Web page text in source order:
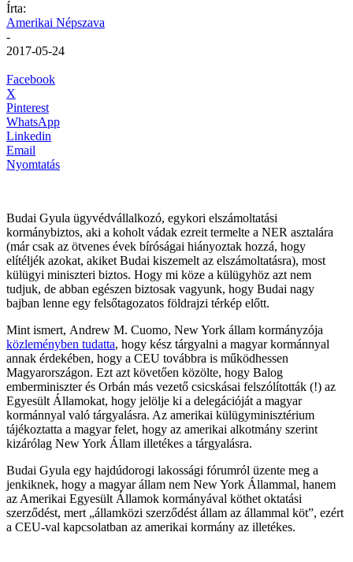
Írta:
Amerikai Népszava
-
2017-05-24
Facebook
X
Pinterest
WhatsApp
Linkedin
Email
Nyomtatás
Budai Gyula ügyvédvállalkozó, egykori elszámoltatási
kormánybiztos, aki a koholt vádak ezreit termelte a NER asztalára
(már csak az ötvenes évek bíróságai hiányoztak hozzá, hogy
elítéljék azokat, akiket Budai kiszemelt az elszámoltatásra), most
külügyi miniszteri biztos. Hogy mi köze a külügyhöz azt nem
tudjuk, de abban egészen biztosak vagyunk, hogy Budai nagy
bajban lenne egy felsőtagozatos földrajzi térkép előtt.
Mint ismert, Andrew M. Cuomo, New York állam kormányzója
közleményben tudatta, hogy kész tárgyalni a magyar kormánnyal
annak érdekében, hogy a CEU továbbra is működhessen
Magyarországon. Ezt azt követően közölte, hogy Balog
emberminiszter és Orbán más vezető csicskásai felszólították (!) az
Egyesült Államokat, hogy jelölje ki a delegációját a magyar
kormánnyal való tárgyalásra. Az amerikai külügyminisztérium
tájékoztatta a magyar felet, hogy az amerikai alkotmány szerint
kizárólag New York Állam illetékes a tárgyalásra.
Budai Gyula egy hajdúdorogi lakossági fórumról üzente meg a
jenkiknek, hogy a magyar állam nem New York Állammal, hanem
az Amerikai Egyesült Államok kormányával köthet oktatási
szerződést, mert „államközi szerződést állam az állammal köt”, ezért
a CEU-val kapcsolatban az amerikai kormány az illetékes.